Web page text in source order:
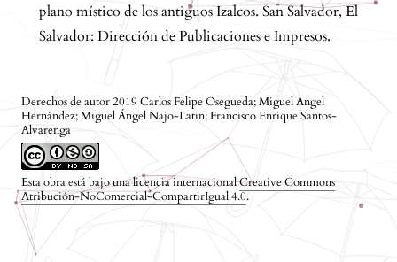
Derechos de autor 2019 Carlos Felipe Osegueda; Miguel Angel
Hernández; Miguel Ángel Najo-Latin; Francisco Enrique Santos-
Alvarenga
Esta obra está bajo una licencia internacionalCreative Commons
Atribución-NoComercial-CompartirIgual 4.0.
plano místico de los antiguos Izalcos. San Salvador, El
Salvador: Dirección de Publicaciones e Impresos.